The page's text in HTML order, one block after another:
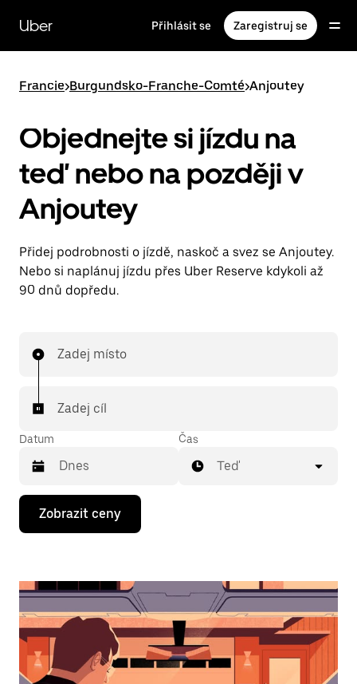
hlavní
obsah
Uber Přihlásit se Zaregistruj se
Francie>Burgundsko-Franche-Comté>Anjoutey
Objednejte si jízdu na
teď nebo na později v
Anjoutey
Přidej podrobnosti o jízdě, naskoč a svez se Anjoutey.
Nebo si naplánuj jízdu přes Uber Reserve kdykoli až
90 dnů dopředu.
Zadej místo
Zadej cíl
Datum
Stisknutím
klávesy
se
kalendář
vybrat
datum.
Stisknutím
klávesy
Esc
Čas
Teď
Zobrazit ceny